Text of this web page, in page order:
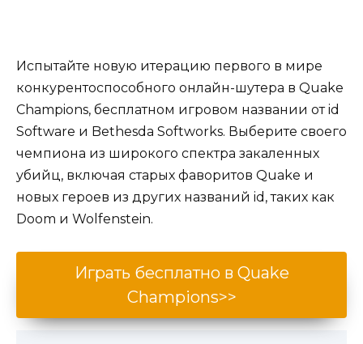
Испытайте новую итерацию первого в мире
конкурентоспособного онлайн-шутера в Quake
Champions, бесплатном игровом названии от id
Software и Bethesda Softworks. Выберите своего
чемпиона из широкого спектра закаленных
убийц, включая старых фаворитов Quake и
новых героев из других названий id, таких как
Doom и Wolfenstein.
Играть бесплатно в Quake
Champions>>